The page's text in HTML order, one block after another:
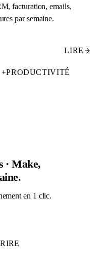
facturation, emails,
par semaine.
LIRE
+PRODUCTIVITÉ
· Make,
en 1 clic.